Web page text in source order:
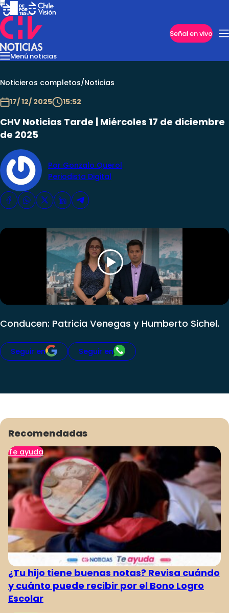
Señal en vivo
Menú noticias
InternacionalReportajesCazanoticiasEconomíaCasos
Noticieros completos/Noticias
17/ 12/ 2025
15:52
CHV Noticias Tarde | Miércoles 17 de diciembre
de 2025
Por Gonzalo Querol
Periodista Digital
Conducen: Patricia Venegas y Humberto Sichel.
Seguir en Seguir en
Recomendadas
Te ayuda
¿Tu hijo tiene buenas notas? Revisa cuándo
y cuánto puede recibir por el Bono Logro
Escolar
Imperdibles
Club De La Comedia
Contigo en Directo
Plan Perfecto
El Tiempo
Sabingo